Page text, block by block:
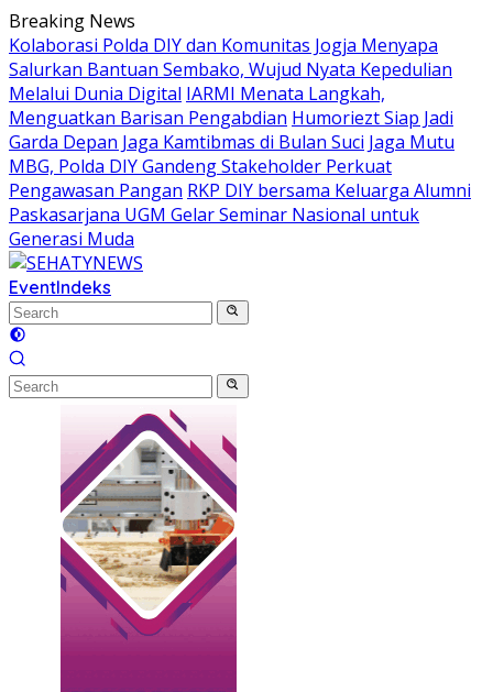
Skip
to
content
Breaking News
Kolaborasi Polda DIY dan Komunitas Jogja Menyapa
Salurkan Bantuan Sembako, Wujud Nyata Kepedulian
Melalui Dunia Digital IARMI Menata Langkah,
Menguatkan Barisan Pengabdian Humoriezt Siap Jadi
Garda Depan Jaga Kamtibmas di Bulan Suci Jaga Mutu
MBG, Polda DIY Gandeng Stakeholder Perkuat
Pengawasan Pangan RKP DIY bersama Keluarga Alumni
Paskasarjana UGM Gelar Seminar Nasional untuk
Generasi Muda
EventIndeks